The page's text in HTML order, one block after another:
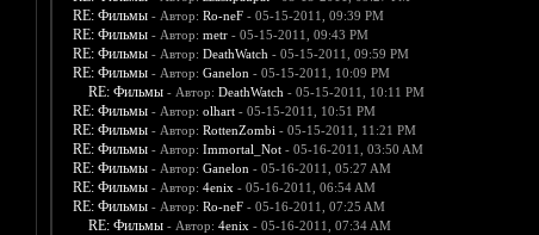
RE: Фильмы - Автор: Ro-neF- 05-15-2011, 09:39 PM
RE: Фильмы - Автор: metr- 05-15-2011, 09:43 PM
RE: Фильмы - Автор: DeathWatch - 05-15-2011, 09:59 PM
RE: Фильмы - Автор: Ganelon - 05-15-2011, 10:09 PM
RE: Фильмы - Автор: DeathWatch - 05-15-2011, 10:11 PM
RE: Фильмы - Автор: olhart- 05-15-2011, 10:51 PM
RE: Фильмы - Автор: RottenZombi - 05-15-2011, 11:21 PM
RE: Фильмы - Автор: Immortal_Not- 05-16-2011, 03:50 AM
RE: Фильмы - Автор: Ganelon - 05-16-2011, 05:27 AM
RE: Фильмы - Автор: 4enix - 05-16-2011, 06:54 AM
RE: Фильмы - Автор: Ro-neF- 05-16-2011, 07:25 AM
RE: Фильмы - Автор: 4enix - 05-16-2011, 07:34 AM